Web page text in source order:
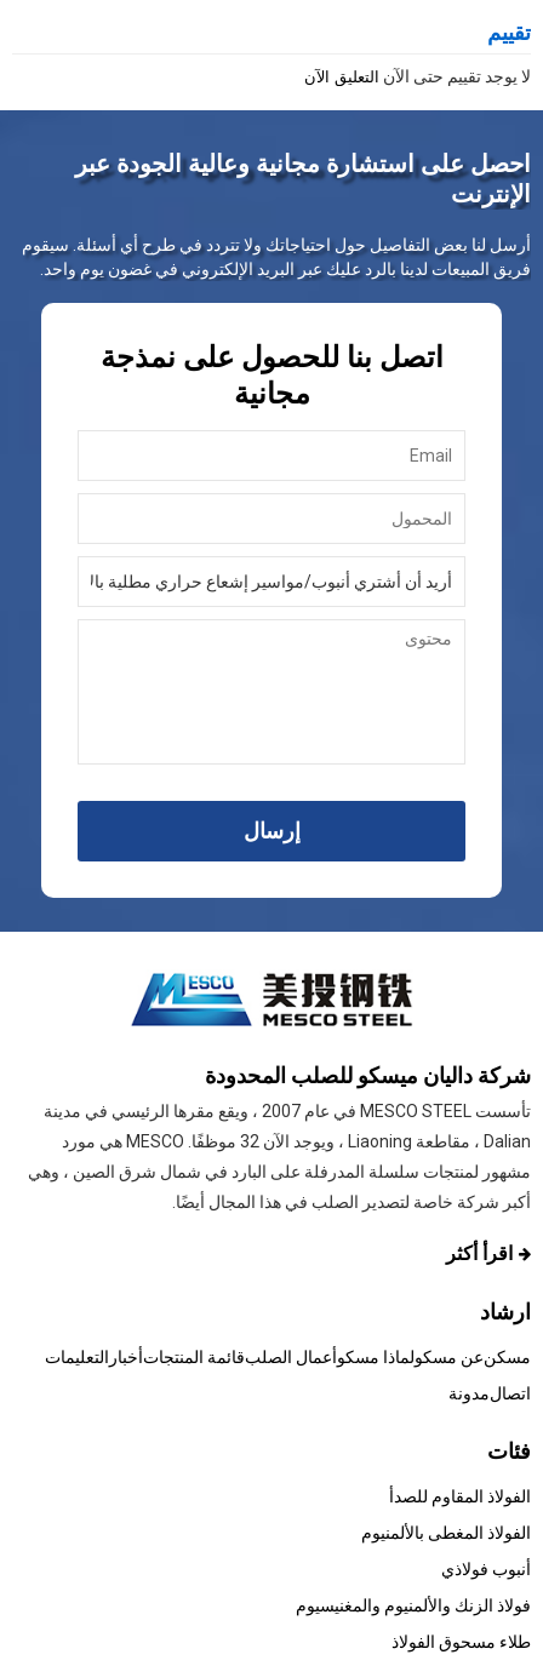
تقييم
لا يوجد تقييم حتى الآن التعليق الآن
احصل على استشارة مجانية وعالية الجودة عبر
الإنترنت
أرسل لنا بعض التفاصيل حول احتياجاتك ولا تتردد في طرح أي أسئلة. سيقوم
فريق المبيعات لدينا بالرد عليك عبر البريد الإلكتروني في غضون يوم واحد.
اتصل بنا للحصول على نمذجة
مجانية
إرسال
شركة داليان ميسكو للصلب المحدودة
تأسست MESCO STEEL في عام 2007 ، ويقع مقرها الرئيسي في مدينة
Dalian ، مقاطعة Liaoning ، ويوجد الآن 32 موظفًا. MESCO هي مورد
مشهور لمنتجات سلسلة المدرفلة على البارد في شمال شرق الصين ، وهي
أكبر شركة خاصة لتصدير الصلب في هذا المجال أيضًا.
اقرأ أكثر
ارشاد
مسكنعن مسكولماذا مسكوأعمال الصلبقائمة المنتجاتأخبار التعليمات
اتصالمدونة
فئات
الفولاذ المقاوم للصدأ
الفولاذ المغطى بالألمنيوم
أنبوب فولاذي
فولاذ الزنك والألمنيوم والمغنيسيوم
طلاء مسحوق الفولاذ